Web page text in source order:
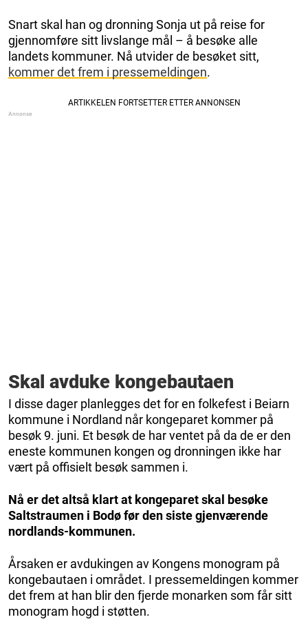
Snart skal han og dronning Sonja ut på reise for
gjennomføre sitt livslange mål – å besøke alle
landets kommuner. Nå utvider de besøket sitt,
kommer det frem i pressemeldingen.
Skal avduke kongebautaen
I disse dager planlegges det for en folkefest i Beiarn
kommune i Nordland når kongeparet kommer på
besøk 9. juni. Et besøk de har ventet på da de er den
eneste kommunen kongen og dronningen ikke har
vært på offisielt besøk sammen i.
Nå er det altså klart at kongeparet skal besøke
Saltstraumen i Bodø før den siste gjenværende
nordlands-kommunen.
Årsaken er avdukingen av Kongens monogram på
kongebautaen i området. I pressemeldingen kommer
det frem at han blir den fjerde monarken som får sitt
monogram hogd i støtten.